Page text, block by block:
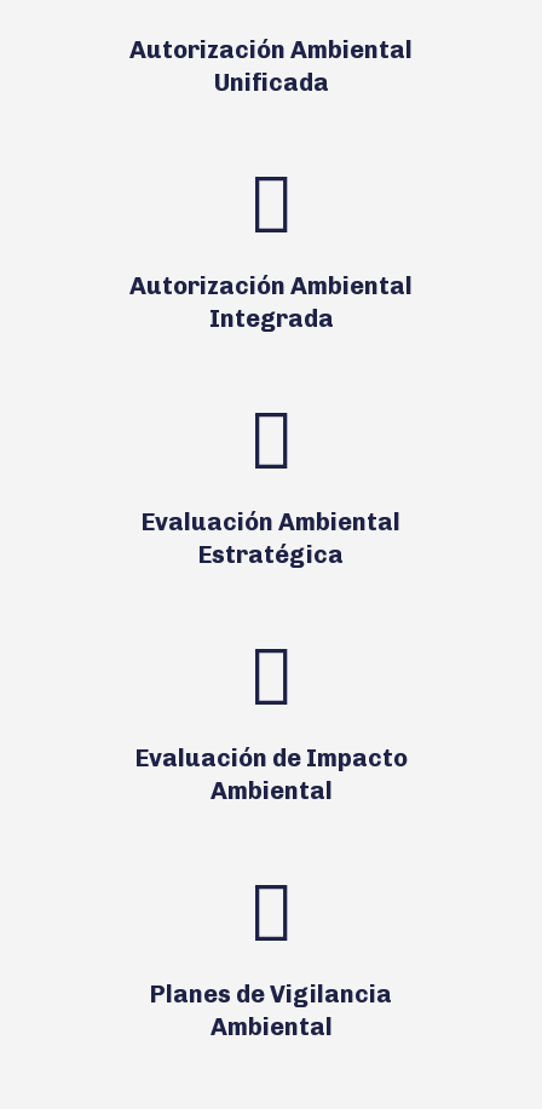
Autorización Ambiental
Unificada
Autorización Ambiental
Integrada
Evaluación Ambiental
Estratégica
Evaluación de Impacto
Ambiental
Planes de Vigilancia
Ambiental